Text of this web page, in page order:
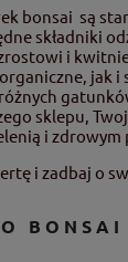
bonsai są
składniki
i
jak i
sklepu,
i zdrowym
i zadbaj o
BONSAI